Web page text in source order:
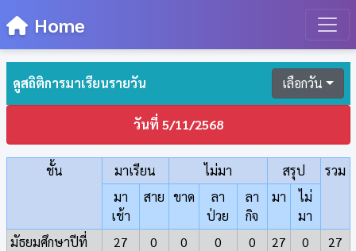
Home
ดูสถิติการมาเรียนรายวัน เลือกวัน
วันที่ 5/11/2568
ชั้น มาเรียน ไม่มา สรุป
รวม
มา
เช้า
สาย ขาด
ลา
ป่วย
ลา
กิจ
มา
ไม่
มา
มัธยมศึกษาปีที่
27 0 0 0 0 27 0 27